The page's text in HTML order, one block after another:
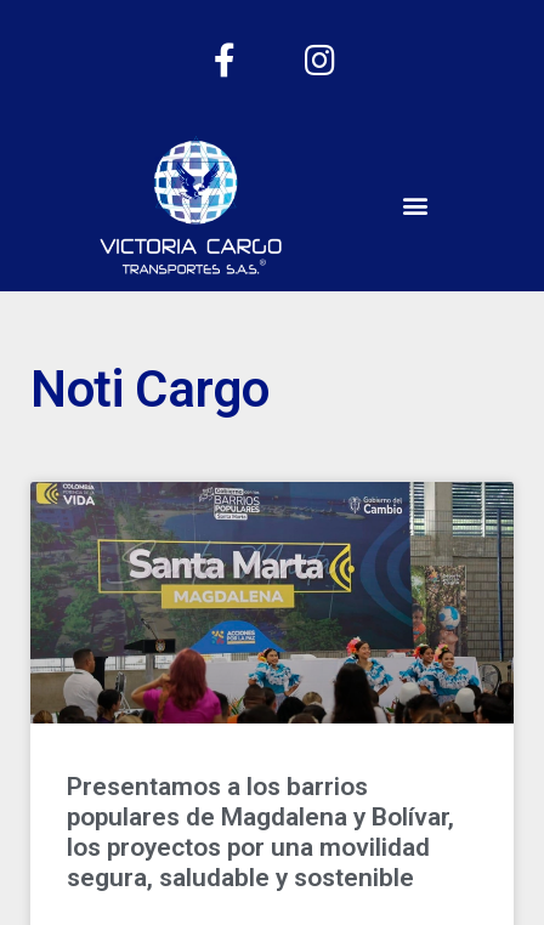
Noti Cargo
Presentamos a los barrios
populares de Magdalena y Bolívar,
los proyectos por una movilidad
segura, saludable y sostenible